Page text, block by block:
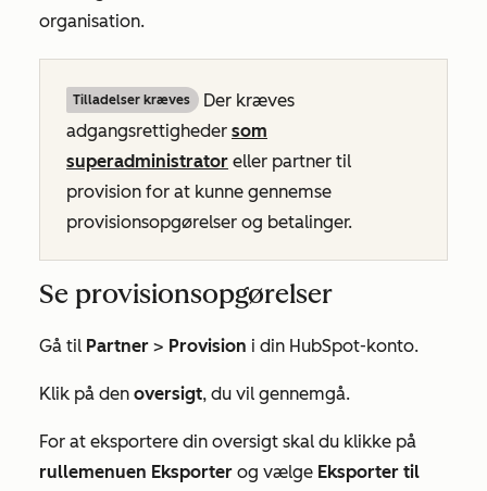
organisation.
Tilladelser kræves
Der kræves
adgangsrettigheder som
superadministrator eller partner til
provision for at kunne gennemse
provisionsopgørelser og betalinger.
Se provisionsopgørelser
Gå til Partner > Provision i din HubSpot-konto.
Klik på den oversigt, du vil gennemgå.
For at eksportere din oversigt skal du klikke på
rullemenuen Eksporter og vælge Eksporter til